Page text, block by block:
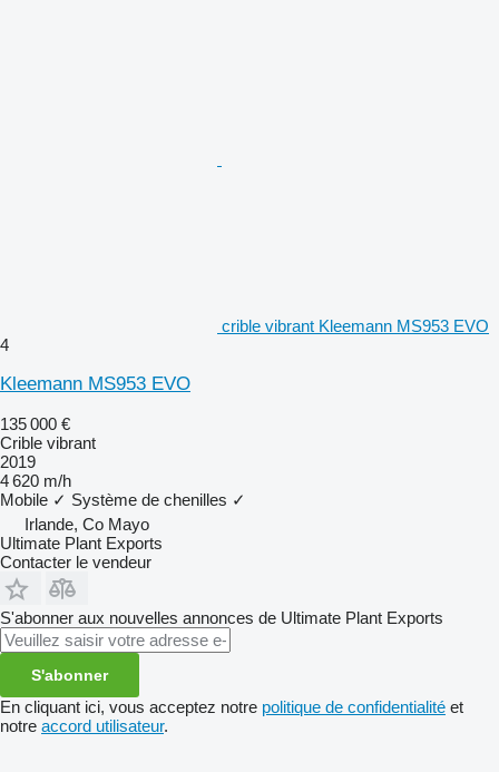
crible vibrant Kleemann MS953 EVO
4
Kleemann MS953 EVO
135 000 €
Crible vibrant
2019
4 620 m/h
Mobile ✓ Système de chenilles ✓
Irlande, Co Mayo
Ultimate Plant Exports
Contacter le vendeur
S'abonner aux nouvelles annonces de Ultimate Plant Exports
S'abonner
En cliquant ici, vous acceptez notre politique de confidentialité et
notre accord utilisateur.